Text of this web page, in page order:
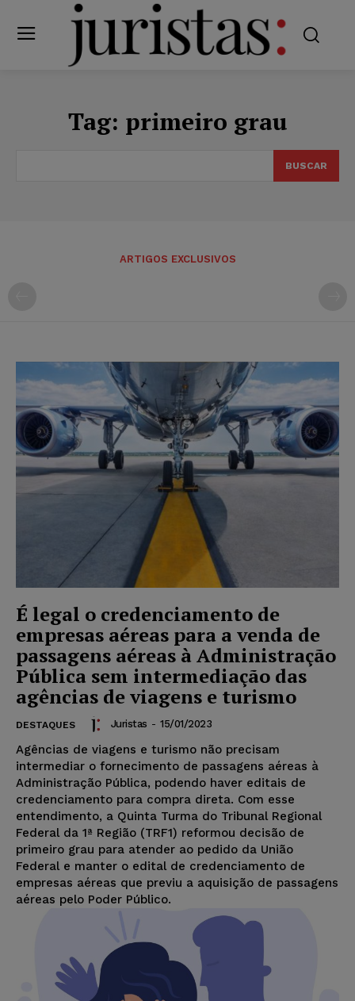
Tag: primeiro grau
BUSCAR
ARTIGOS EXCLUSIVOS
É legal o credenciamento de
empresas aéreas para a venda de
passagens aéreas à Administração
Pública sem intermediação das
agências de viagens e turismo
DESTAQUES Juristas - 15/01/2023
Agências de viagens e turismo não precisam
intermediar o fornecimento de passagens aéreas à
Administração Pública, podendo haver editais de
credenciamento para compra direta. Com esse
entendimento, a Quinta Turma do Tribunal Regional
Federal da 1ª Região (TRF1) reformou decisão de
primeiro grau para atender ao pedido da União
Federal e manter o edital de credenciamento de
empresas aéreas que previu a aquisição de passagens
aéreas pelo Poder Público.